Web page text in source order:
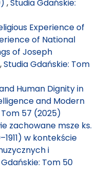
,Studia Gdańskie:
Experience of
of National
of Joseph
,Studia Gdańskie: Tom
Human Dignity in
and Modern
57 (2025)
zachowane msze ks.
w kontekście
i
Tom 50